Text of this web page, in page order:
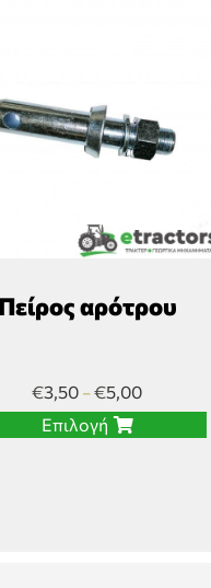
Πείρος αρότρου
€3,50 –€5,00
Επιλογή